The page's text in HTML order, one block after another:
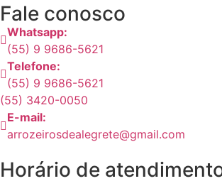
Fale conosco
Whatsapp:
(55) 9 9686-5621
Telefone:
(55) 9 9686-5621
(55) 3420-0050
E-mail:
arrozeirosdealegrete@gmail.com
Horário de